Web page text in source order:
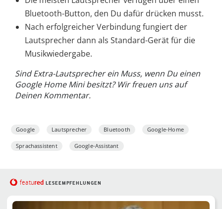
Bluetooth-Button, den Du dafür drücken musst.
Nach erfolgreicher Verbindung fungiert der
Lautsprecher dann als Standard-Gerät für die
Musikwiedergabe.
Sind Extra-Lautsprecher ein Muss, wenn Du einen
Google Home Mini besitzt? Wir freuen uns auf
Deinen Kommentar.
Google Lautsprecher Bluetooth Google-Home
Sprachassistent Google-Assistant
featured LESEEMPFEHLUNGEN